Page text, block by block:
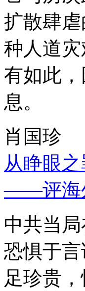
扩散肆
种人道
有如此
息。
肖国珍
从睁眼
——评海
中共当
恐惧于
足珍贵